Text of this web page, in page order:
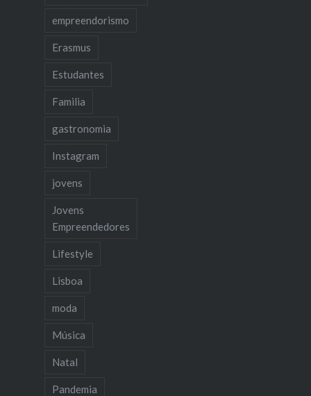
empreendorismo
Erasmus
Estudantes
Familia
gastronomia
Instagram
jovens
Jovens
Empreendedores
Lifestyle
Lisboa
moda
Música
Natal
Pandemia